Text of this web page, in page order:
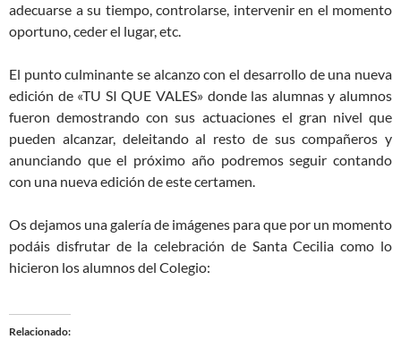
adecuarse a su tiempo, controlarse, intervenir en el momento
oportuno, ceder el lugar, etc.
El punto culminante se alcanzo con el desarrollo de una nueva
edición de «TU SI QUE VALES» donde las alumnas y alumnos
fueron demostrando con sus actuaciones el gran nivel que
pueden alcanzar, deleitando al resto de sus compañeros y
anunciando que el próximo año podremos seguir contando
con una nueva edición de este certamen.
Os dejamos una galería de imágenes para que por un momento
podáis disfrutar de la celebración de Santa Cecilia como lo
hicieron los alumnos del Colegio:
Relacionado